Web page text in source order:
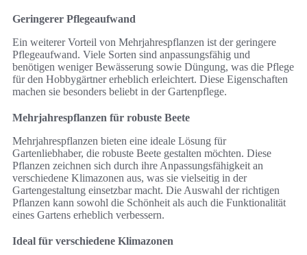
Geringerer Pflegeaufwand
Ein weiterer Vorteil von Mehrjahrespflanzen ist der geringere
Pflegeaufwand. Viele Sorten sind anpassungsfähig und
benötigen weniger Bewässerung sowie Düngung, was die Pflege
für den Hobbygärtner erheblich erleichtert. Diese Eigenschaften
machen sie besonders beliebt in der Gartenpflege.
Mehrjahrespflanzen für robuste Beete
Mehrjahrespflanzen bieten eine ideale Lösung für
Gartenliebhaber, die robuste Beete gestalten möchten. Diese
Pflanzen zeichnen sich durch ihre Anpassungsfähigkeit an
verschiedene Klimazonen aus, was sie vielseitig in der
Gartengestaltung einsetzbar macht. Die Auswahl der richtigen
Pflanzen kann sowohl die Schönheit als auch die Funktionalität
eines Gartens erheblich verbessern.
Ideal für verschiedene Klimazonen